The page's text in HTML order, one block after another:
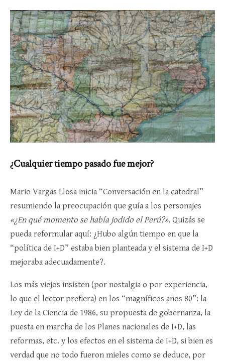
¿Cualquier tiempo pasado fue mejor?
Mario Vargas Llosa inicia “Conversación en la catedral”
resumiendo la preocupación que guía a los personajes
«¿En qué momento se había jodido el Perú?». Quizás se
pueda reformular aquí: ¿Hubo algún tiempo en que la
“política de I+D” estaba bien planteada y el sistema de I+D
mejoraba adecuadamente?.
Los más viejos insisten (por nostalgia o por experiencia,
lo que el lector prefiera) en los “magníficos años 80”: la
Ley de la Ciencia de 1986, su propuesta de gobernanza, la
puesta en marcha de los Planes nacionales de I+D, las
reformas, etc. y los efectos en el sistema de I+D, si bien es
verdad que no todo fueron mieles como se deduce, por